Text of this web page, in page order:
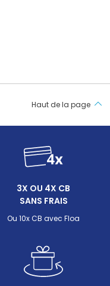
Haut de la page
3X OU 4X CB
SANS FRAIS
Ou 10x CB avec Floa